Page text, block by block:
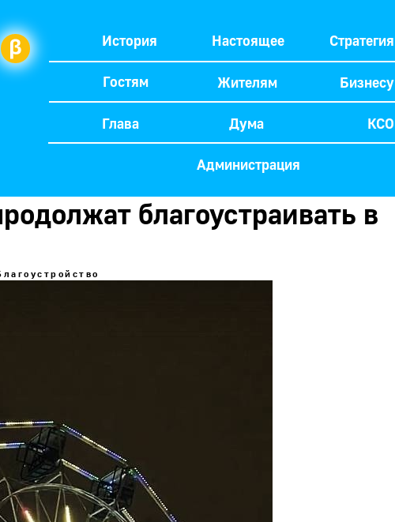
История Настоящее Стратегия
Гостям Жителям Бизнесу
Глава КСО
Дума
Администрация
благоустраивать в